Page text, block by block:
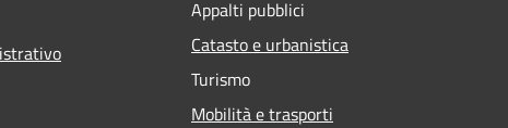
Appalti pubblici
Catasto e urbanistica
Turismo
Mobilità e trasporti